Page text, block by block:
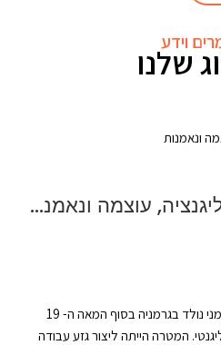
וידע
שלנו
רועה גרמני – אינטליגנציה, עוצמה ונאמנות
היסטוריה וייעוד מקורי הרועה הגרמני נולד בגרמניה בסוף המאה ה- 19
המטרה הייתה ליצור גזע עבודה